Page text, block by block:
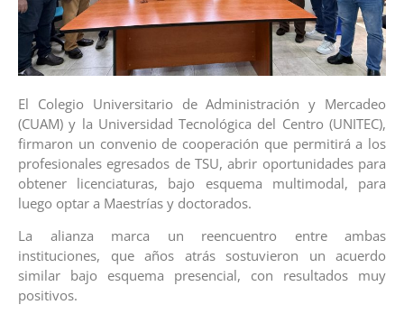
El Colegio Universitario de Administración y Mercadeo
(CUAM) y la Universidad Tecnológica del Centro (UNITEC),
firmaron un convenio de cooperación que permitirá a los
profesionales egresados de TSU, abrir oportunidades para
obtener licenciaturas, bajo esquema multimodal, para
luego optar a Maestrías y doctorados.
La alianza marca un reencuentro entre ambas
instituciones, que años atrás sostuvieron un acuerdo
similar bajo esquema presencial, con resultados muy
positivos.